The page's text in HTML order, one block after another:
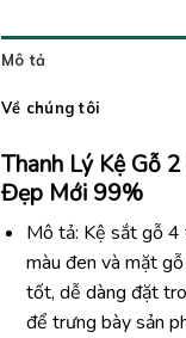
Mô tả
Về chúng tôi
Thanh Lý Kệ Gỗ
Đẹp Mới 99%
Mô tả: Kệ sắt gỗ
màu đen và mặt
tốt, dễ dàng đặt
để trưng bày sản